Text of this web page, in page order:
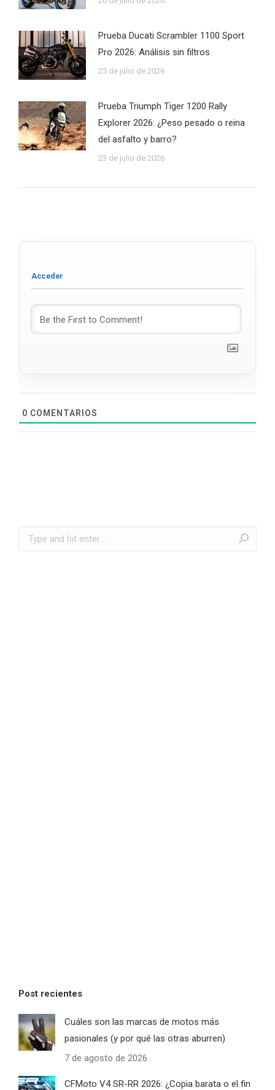
Prueba Ducati Scrambler 1100 Sport
Pro 2026: Análisis sin filtros
25 de julio de 2026
Prueba Triumph Tiger 1200 Rally
Explorer 2026: ¿Peso pesado o reina
del asfalto y barro?
23 de julio de 2026
0 COMENTARIOS
Search:
Post recientes
Cuáles son las marcas de motos más
pasionales (y por qué las otras aburren)
7 de agosto de 2026
CFMoto V4 SR-RR 2026: ¿Copia barata o el fin